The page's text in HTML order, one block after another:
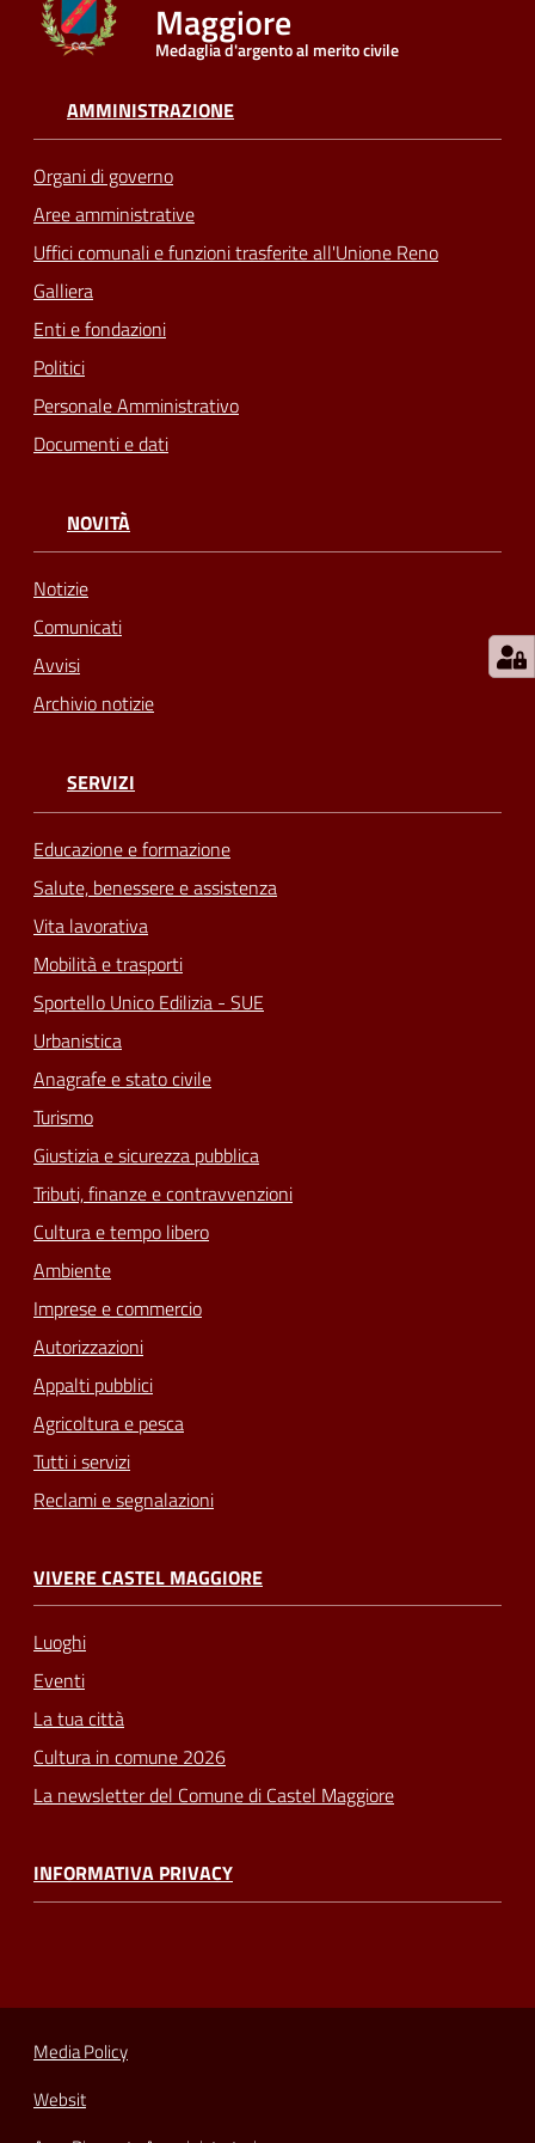
Seguici
Maggiore
Medaglia d'argento al merito civile
AMMINISTRAZIONE
Organi di governo
Aree amministrative
Uffici comunali e funzioni trasferite all'Unione Reno
Galliera
Enti e fondazioni
Politici
Personale Amministrativo
Documenti e dati
NOVITÀ
Notizie
Comunicati
Avvisi
Archivio notizie
SERVIZI
Educazione e formazione
Salute, benessere e assistenza
Vita lavorativa
Mobilità e trasporti
Sportello Unico Edilizia - SUE
Urbanistica
Anagrafe e stato civile
Turismo
Giustizia e sicurezza pubblica
Tributi, finanze e contravvenzioni
Cultura e tempo libero
Ambiente
Imprese e commercio
Autorizzazioni
Appalti pubblici
Agricoltura e pesca
Tutti i servizi
Reclami e segnalazioni
VIVERE CASTEL MAGGIORE
Luoghi
Eventi
La tua città
Cultura in comune 2026
La newsletter del Comune di Castel Maggiore
INFORMATIVA PRIVACY
Media Policy
Websit